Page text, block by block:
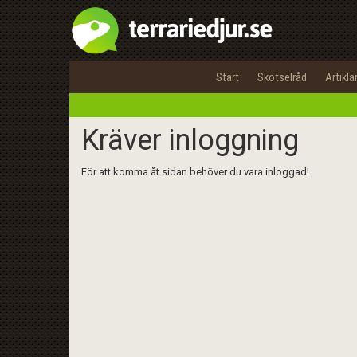
Start Skötselråd Artiklar
Kräver inloggning
För att komma åt sidan behöver du vara inloggad!